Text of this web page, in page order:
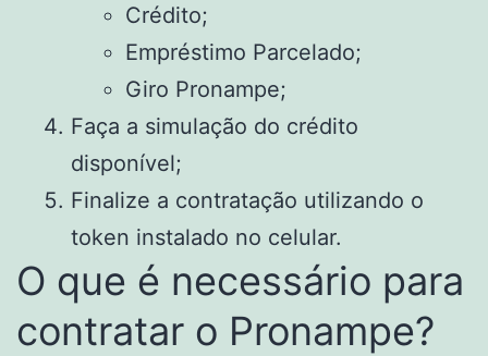
Crédito;
Empréstimo Parcelado;
Giro Pronampe;
Faça a simulação do crédito
disponível;
Finalize a contratação utilizando o
token instalado no celular.
O que é necessário para
contratar o Pronampe?